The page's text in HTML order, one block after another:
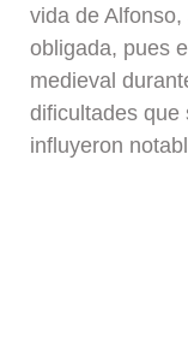
vida de
obligada, pues
medieval
dificultades que
influyeron